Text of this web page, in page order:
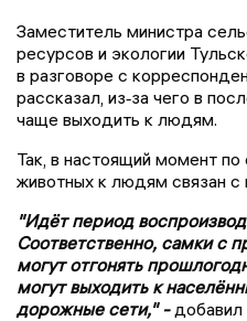
Заместитель министра
ресурсов и экологии
в разговоре с
рассказал, из‑за чего в
чаще выходить к людям.
Так, в настоящий момент
животных к людям связан
"Идёт период
Соответственно, самки с
могут отгонять
могут выходить к
дорожные сети," -